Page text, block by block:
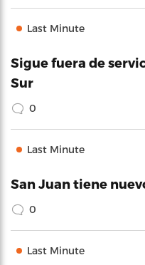
Last Minute
Sigue fuera de
Sur
0
Last Minute
San Juan tiene
0
Last Minute